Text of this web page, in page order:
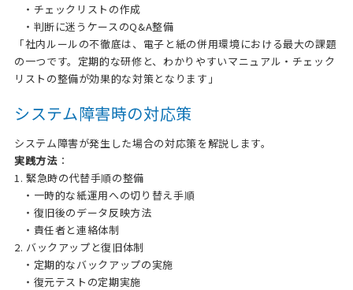
・チェックリストの作成
・判断に迷うケースのQ&A整備
「社内ルールの不徹底は、電子と紙の併用環境における最大の課題
の一つです。定期的な研修と、わかりやすいマニュアル・チェック
リストの整備が効果的な対策となります」
システム障害時の対応策
システム障害が発生した場合の対応策を解説します。
実践方法：
1. 緊急時の代替手順の整備
・一時的な紙運用への切り替え手順
・復旧後のデータ反映方法
・責任者と連絡体制
2. バックアップと復旧体制
・定期的なバックアップの実施
・復元テストの定期実施